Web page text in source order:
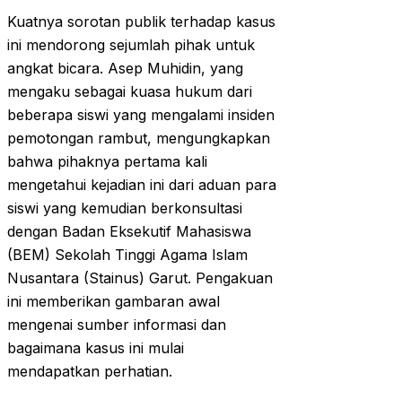
Kuatnya sorotan publik terhadap kasus
ini mendorong sejumlah pihak untuk
angkat bicara. Asep Muhidin, yang
mengaku sebagai kuasa hukum dari
beberapa siswi yang mengalami insiden
pemotongan rambut, mengungkapkan
bahwa pihaknya pertama kali
mengetahui kejadian ini dari aduan para
siswi yang kemudian berkonsultasi
dengan Badan Eksekutif Mahasiswa
(BEM) Sekolah Tinggi Agama Islam
Nusantara (Stainus) Garut. Pengakuan
ini memberikan gambaran awal
mengenai sumber informasi dan
bagaimana kasus ini mulai
mendapatkan perhatian.